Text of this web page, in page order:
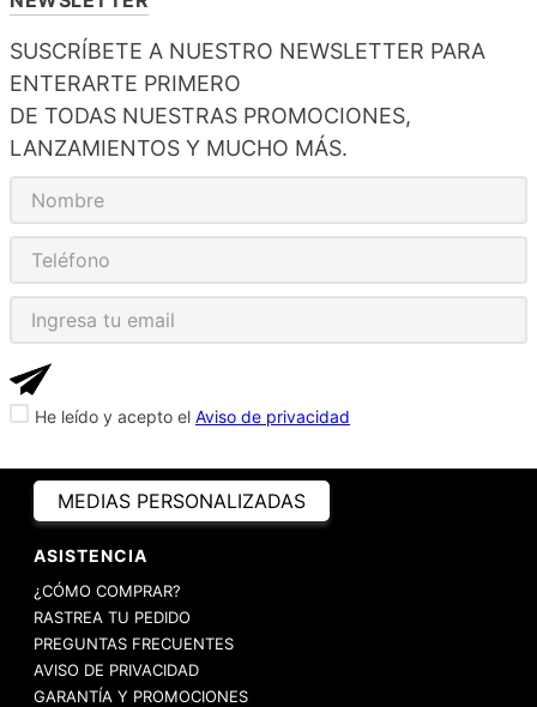
SUSCRÍBETE A NUESTRO NEWSLETTER PARA
ENTERARTE PRIMERO
DE TODAS NUESTRAS PROMOCIONES,
LANZAMIENTOS Y MUCHO MÁS.
He leído y acepto el Aviso de privacidad
MEDIAS PERSONALIZADAS
ASISTENCIA
¿CÓMO COMPRAR?
RASTREA TU PEDIDO
PREGUNTAS FRECUENTES
AVISO DE PRIVACIDAD
GARANTÍA Y PROMOCIONES